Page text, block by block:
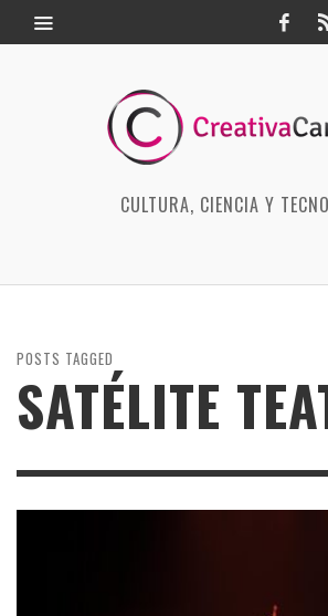
CULTURA, CIENCIA Y
POSTS TAGGED
SATÉLITE